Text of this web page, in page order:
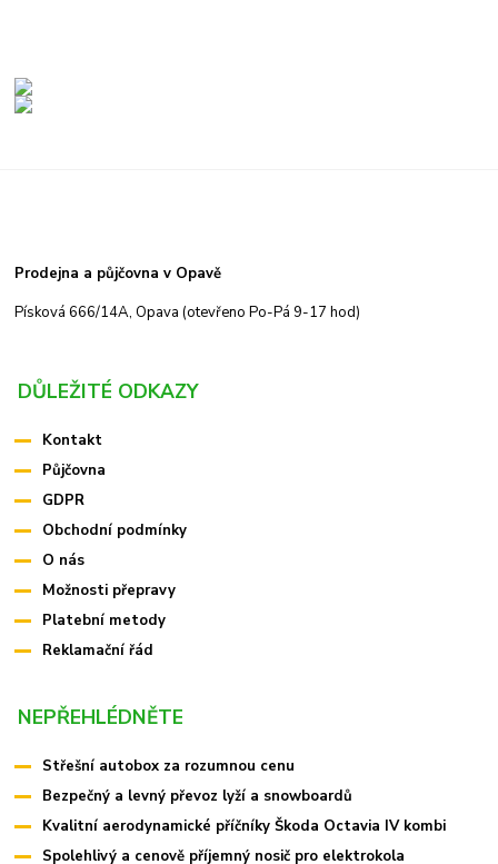
Prodejna a půjčovna v Opavě
Písková 666/14A, Opava (otevřeno Po-Pá 9-17 hod)
DŮLEŽITÉ ODKAZY
Kontakt
Půjčovna
GDPR
Obchodní podmínky
O nás
Možnosti přepravy
Platební metody
Reklamační řád
NEPŘEHLÉDNĚTE
Střešní autobox za rozumnou cenu
Bezpečný a levný převoz lyží a snowboardů
Kvalitní aerodynamické příčníky Škoda Octavia IV kombi
Spolehlivý a cenově příjemný nosič pro elektrokola